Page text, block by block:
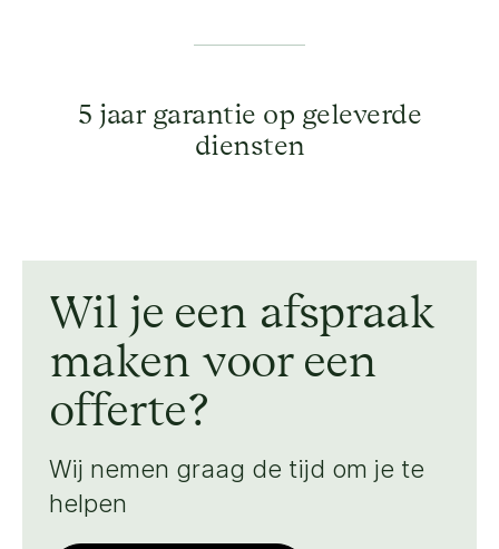
5 jaar garantie op geleverde
diensten
Wil je een afspraak
maken voor een
offerte?
Wij nemen graag de tijd om je te
helpen